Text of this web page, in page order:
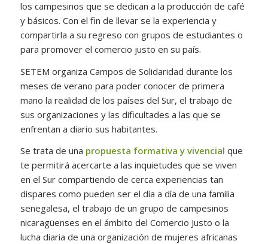
los campesinos que se dedican a la producción de café
y básicos. Con el fin de llevar se la experiencia y
compartirla a su regreso con grupos de estudiantes o
para promover el comercio justo en su país.
SETEM organiza Campos de Solidaridad durante los
meses de verano para poder conocer de primera
mano la realidad de los países del Sur, el trabajo de
sus organizaciones y las dificultades a las que se
enfrentan a diario sus habitantes.
Se trata de una propuesta formativa y vivencial que
te permitirá acercarte a las inquietudes que se viven
en el Sur compartiendo de cerca experiencias tan
dispares como pueden ser el día a día de una familia
senegalesa, el trabajo de un grupo de campesinos
nicaragüenses en el ámbito del Comercio Justo o la
lucha diaria de una organización de mujeres africanas